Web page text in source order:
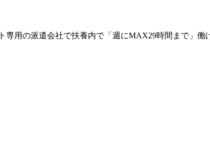
専用の派遣会社で扶養内で「週にMAX29時間まで」